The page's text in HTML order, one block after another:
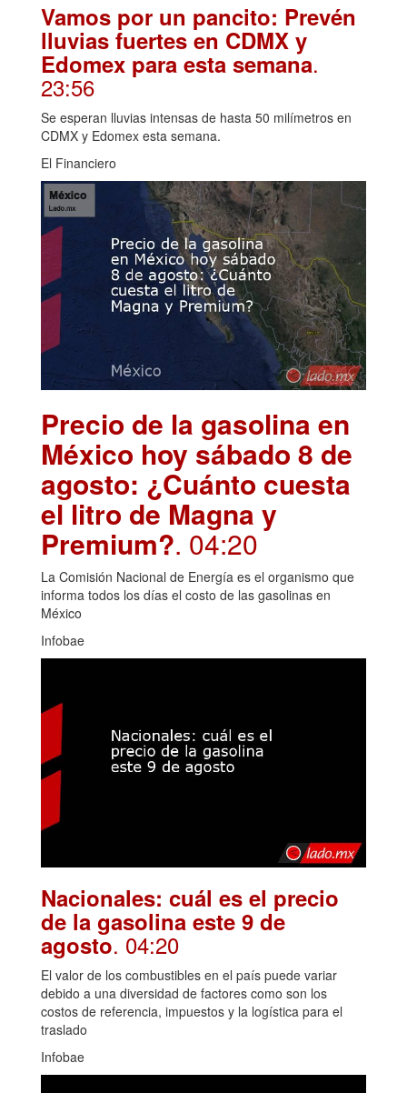
Vamos por un pancito: Prevén
lluvias fuertes en CDMX y
Edomex para esta semana.
23:56
Se esperan lluvias intensas de hasta 50 milímetros en
CDMX y Edomex esta semana.
El Financiero
Precio de la gasolina en
México hoy sábado 8 de
agosto: ¿Cuánto cuesta
el litro de Magna y
Premium?. 04:20
La Comisión Nacional de Energía es el organismo que
informa todos los días el costo de las gasolinas en
México
Infobae
Nacionales: cuál es el precio
de la gasolina este 9 de
agosto. 04:20
El valor de los combustibles en el país puede variar
debido a una diversidad de factores como son los
costos de referencia, impuestos y la logística para el
traslado
Infobae